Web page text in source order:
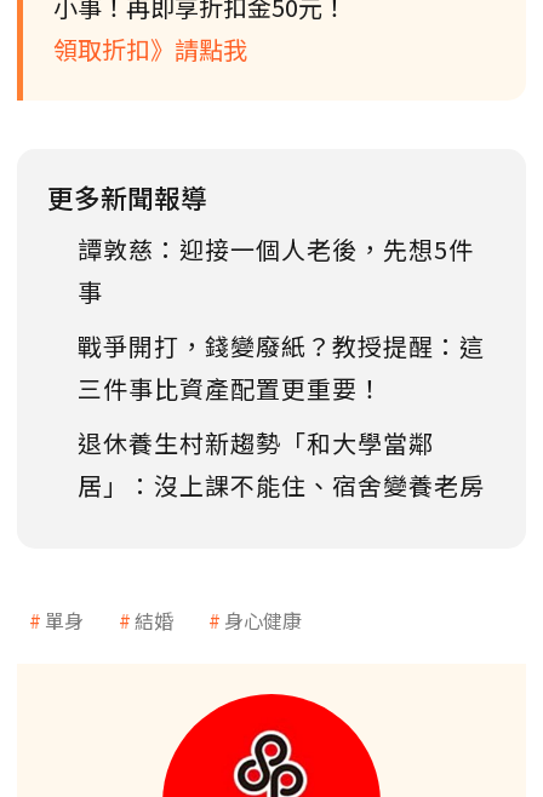
領取折扣》請點我
更多新聞報導
譚敦慈：迎接一個人老後，先想5件
事
戰爭開打，錢變廢紙？教授提醒：這
三件事比資產配置更重要！
退休養生村新趨勢「和大學當鄰
居」：沒上課不能住、宿舍變養老房
單身 結婚 身心健康